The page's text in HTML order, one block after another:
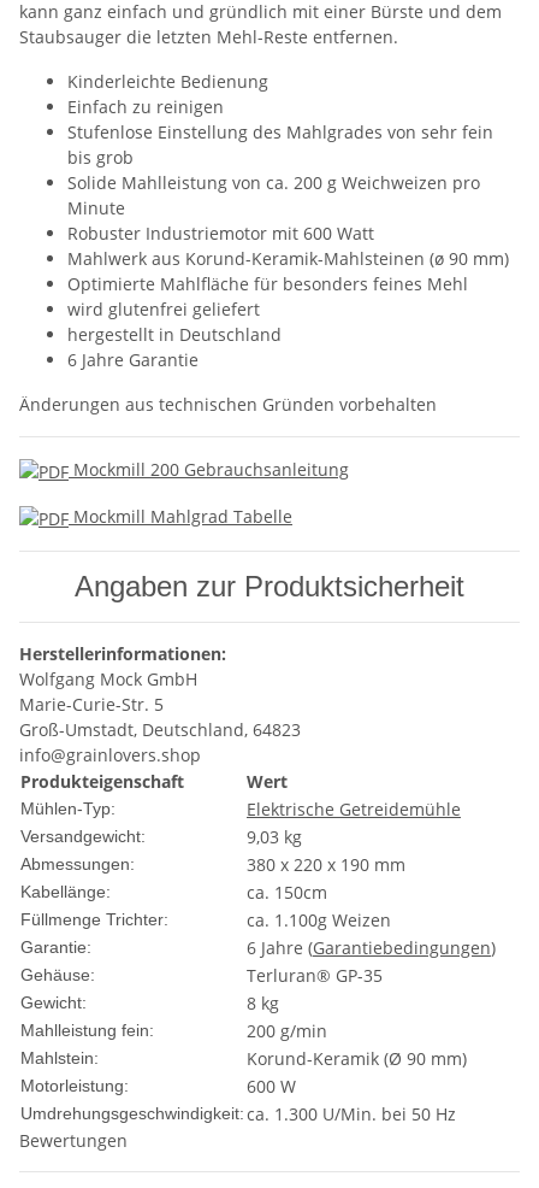
kann ganz einfach und gründlich mit einer Bürste und dem
Staubsauger die letzten Mehl-Reste entfernen.
Kinderleichte Bedienung
Einfach zu reinigen
Stufenlose Einstellung des Mahlgrades von sehr fein
bis grob
Solide Mahlleistung von ca. 200 g Weichweizen pro
Minute
Robuster Industriemotor mit 600 Watt
Mahlwerk aus Korund-Keramik-Mahlsteinen (ø 90 mm)
Optimierte Mahlfläche für besonders feines Mehl
wird glutenfrei geliefert
hergestellt in Deutschland
6 Jahre Garantie
Änderungen aus technischen Gründen vorbehalten
Mockmill 200 Gebrauchsanleitung
Mockmill Mahlgrad Tabelle
Angaben zur Produktsicherheit
Herstellerinformationen:
Wolfgang Mock GmbH
Marie-Curie-Str. 5
Groß-Umstadt, Deutschland, 64823
info@grainlovers.shop
Produkteigenschaft
Wert
Mühlen-Typ: Elektrische Getreidemühle
Versandgewicht: 9,03 kg
Abmessungen: 380 x 220 x 190 mm
Kabellänge: ca. 150cm
Füllmenge Trichter: ca. 1.100g Weizen
Garantie: 6 Jahre (Garantiebedingungen)
Gehäuse: Terluran® GP-35
Gewicht: 8 kg
Mahlleistung fein: 200 g/min
Mahlstein: Korund-Keramik (Ø 90 mm)
Motorleistung: 600 W
Umdrehungsgeschwindigkeit:ca. 1.300 U/Min. bei 50 Hz
Bewertungen